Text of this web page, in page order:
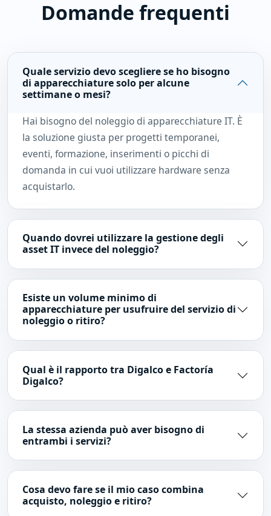
Domande frequenti
Quale servizio devo scegliere se ho bisogno
di apparecchiature solo per alcune
settimane o mesi?
Hai bisogno del noleggio di apparecchiature IT. È
la soluzione giusta per progetti temporanei,
eventi, formazione, inserimenti o picchi di
domanda in cui vuoi utilizzare hardware senza
acquistarlo.
Quando dovrei utilizzare la gestione degli
asset IT invece del noleggio?
Esiste un volume minimo di
apparecchiature per usufruire del servizio di
noleggio o ritiro?
Qual è il rapporto tra Digalco e Factoría
Digalco?
La stessa azienda può aver bisogno di
entrambi i servizi?
Cosa devo fare se il mio caso combina
acquisto, noleggio e ritiro?